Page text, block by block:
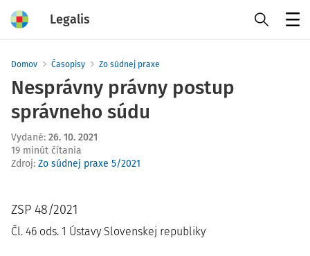
Legalis
Domov Časopisy Zo súdnej praxe
Nesprávny právny postup
správneho súdu
Vydané: 26. 10. 2021
19 minút čítania
Zdroj: Zo súdnej praxe 5/2021
ZSP 48/2021
Čl. 46 ods. 1 Ústavy Slovenskej republiky